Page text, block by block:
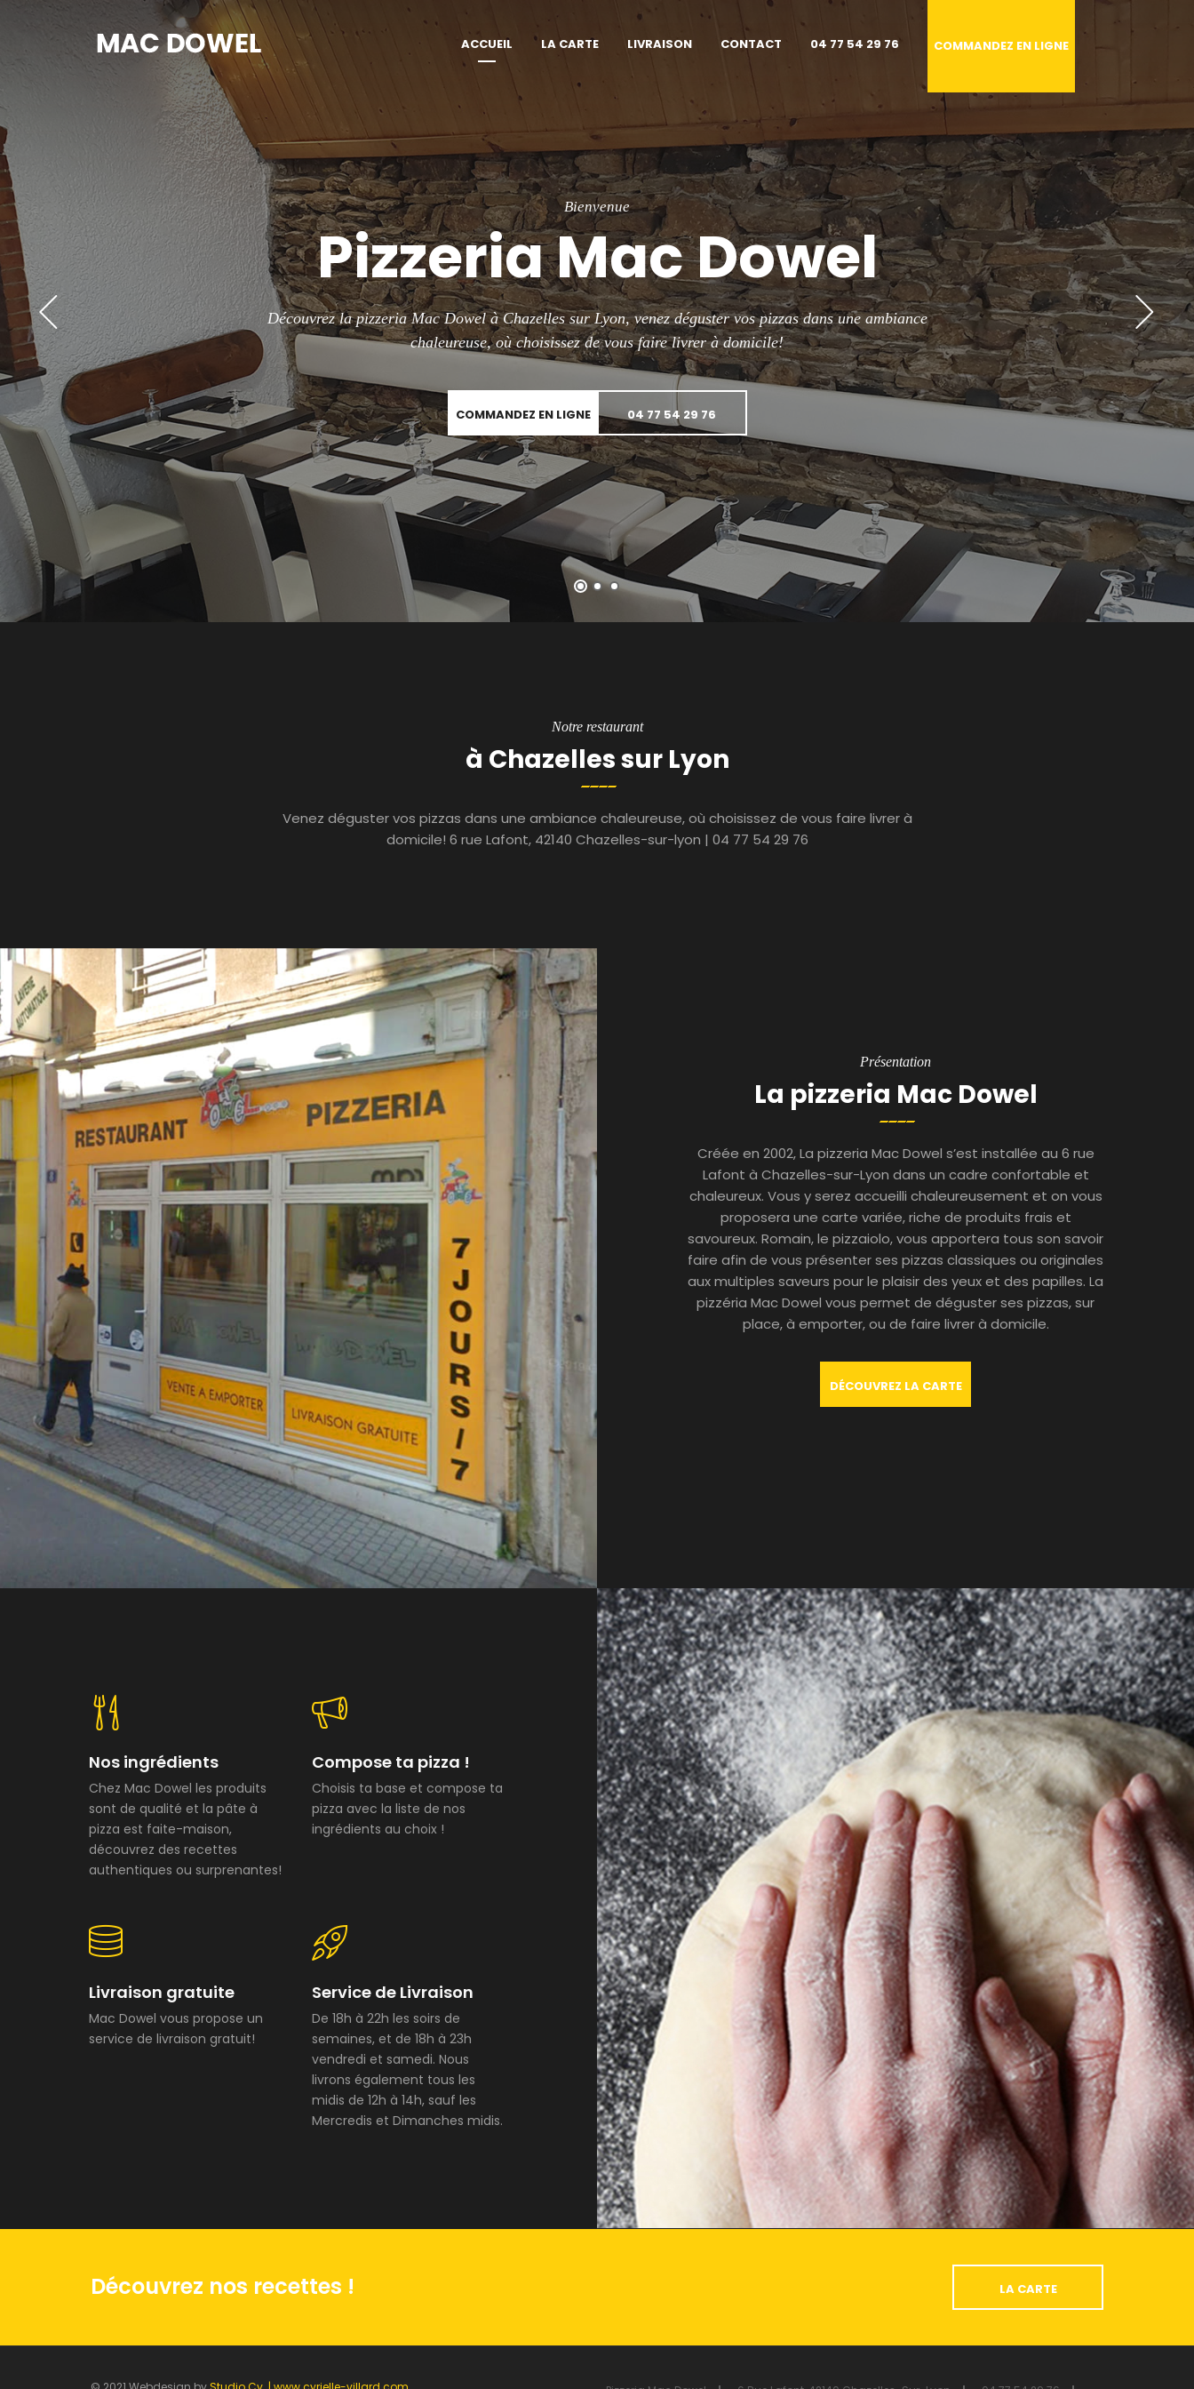
ACCUEIL LA CARTE LIVRAISON CONTACT 04 77 54 29 76 COMMANDEZ EN LIGNE
Découvrez Notre Service De
Livraison À Domicile
La pizzéria est située à Chazelles-sur-Lyon et se déplace gratuitement dans les communes voisines.
Pour plus de renseignements nous invitons à consulter l’onglet « livraison », afin de découvrir le plan
et la liste des communes présentes dans la zone de livraison.
EN SAVOIR PLUS
Notre restaurant
à Chazelles sur Lyon
Venez déguster vos pizzas dans une ambiance chaleureuse, où choisissez de vous faire livrer à
domicile! 6 rue Lafont, 42140 Chazelles-sur-lyon | 04 77 54 29 76
Présentation
La pizzeria Mac Dowel
Créée en 2002, La pizzeria Mac Dowel s’est installée au 6 rue
Lafont à Chazelles-sur-Lyon dans un cadre confortable et
chaleureux. Vous y serez accueilli chaleureusement et on vous
proposera une carte variée, riche de produits frais et
savoureux. Romain, le pizzaiolo, vous apportera tous son savoir
faire afin de vous présenter ses pizzas classiques ou originales
aux multiples saveurs pour le plaisir des yeux et des papilles. La
pizzéria Mac Dowel vous permet de déguster ses pizzas, sur
place, à emporter, ou de faire livrer à domicile.
DÉCOUVREZ LA CARTE
Nos ingrédients
Chez Mac Dowel les produits
sont de qualité et la pâte à
pizza est faite-maison,
découvrez des recettes
authentiques ou surprenantes!
Compose ta pizza !
Choisis ta base et compose ta
pizza avec la liste de nos
ingrédients au choix !
Livraison gratuite
Mac Dowel vous propose un
service de livraison gratuit!
Service de Livraison
De 18h à 22h les soirs de
semaines, et de 18h à 23h
vendredi et samedi. Nous
livrons également tous les
midis de 12h à 14h, sauf les
Mercredis et Dimanches midis.
Découvrez nos recettes ! LA CARTE